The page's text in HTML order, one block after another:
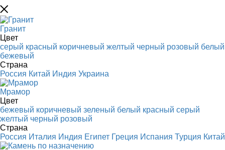
Гранит
Цвет
серый красный коричневый желтый черный розовый белый
бежевый
Страна
Россия Китай Индия Украина
Мрамор
Цвет
бежевый коричневый зеленый белый красный серый
желтый черный розовый
Страна
Россия Италия Индия Египет Греция Испания Турция Китай